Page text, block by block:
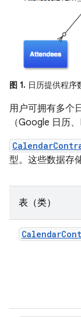
图 1. 日历提供程序
用户可拥有多个
（Google 日历
型。这些数据存
表（类）